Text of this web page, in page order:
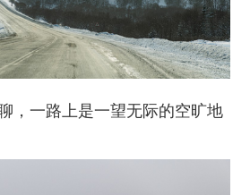
，一路上是一望无际的空旷地